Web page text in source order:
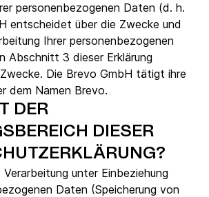
personenbezogenen Daten (d. h.
entscheidet über die Zwecke und
Ihrer personenbezogenen
Abschnitt 3 dieser Erklärung
Die Brevo GmbH tätigt ihre
dem Namen Brevo.
DER
DIESER
Verarbeitung unter Einbeziehung
Daten (Speicherung von